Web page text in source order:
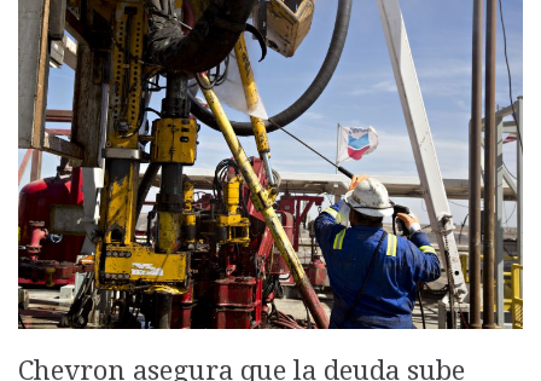
Chevron asegura que la deuda sube